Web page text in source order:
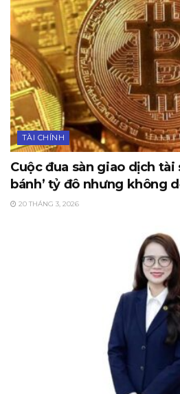
TÀI CHÍNH
Cuộc đua sàn giao dịch tài
bánh’ tỷ đô nhưng không
20 THÁNG 3, 2026